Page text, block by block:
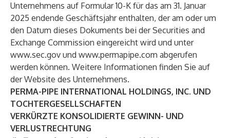
Unternehmens auf Formular 10-K für das am 31. Januar
2025 endende Geschäftsjahr enthalten, der am oder um
den Datum dieses Dokuments bei der Securities and
Exchange Commission eingereicht wird und unter
www.sec.gov und www.permapipe.com abgerufen
werden können. Weitere Informationen finden Sie auf
der Website des Unternehmens.
PERMA-PIPE INTERNATIONAL HOLDINGS, INC. UND
TOCHTERGESELLSCHAFTEN
VERKÜRZTE KONSOLIDIERTE GEWINN- UND
VERLUSTRECHTUNG